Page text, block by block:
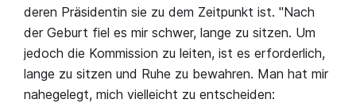
deren Präsidentin sie zu dem Zeitpunkt ist. "Nach
der Geburt fiel es mir schwer, lange zu sitzen. Um
jedoch die Kommission zu leiten, ist es erforderlich,
lange zu sitzen und Ruhe zu bewahren. Man hat mir
nahegelegt, mich vielleicht zu entscheiden: